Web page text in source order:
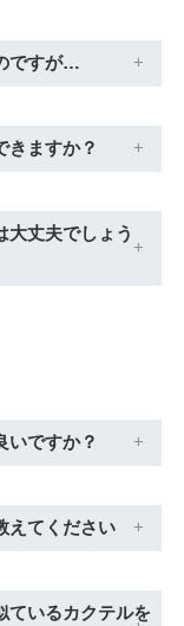
ですが…
きますか？
大丈夫でしょう
いですか？
えてください
ているカクテルを